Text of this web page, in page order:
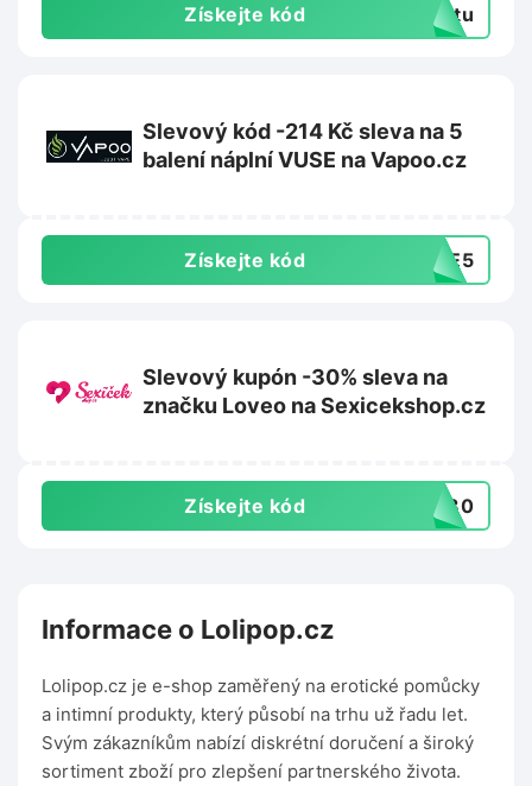
Získejte kód extu
Slevový kód -214 Kč sleva na 5
balení náplní VUSE na Vapoo.cz
Získejte kód USE5
Slevový kupón -30% sleva na
značku Loveo na Sexicekshop.cz
Získejte kód vo30
Informace o Lolipop.cz
Lolipop.cz je e-shop zaměřený na erotické pomůcky
a intimní produkty, který působí na trhu už řadu let.
Svým zákazníkům nabízí diskrétní doručení a široký
sortiment zboží pro zlepšení partnerského života.